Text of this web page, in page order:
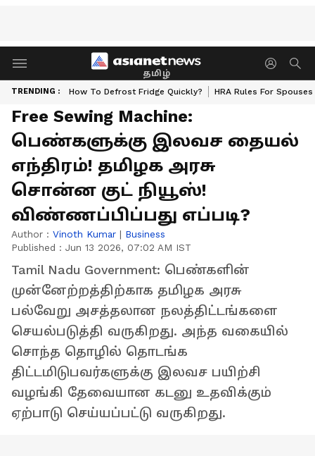
தமிழ்
TRENDING : How To Defrost Fridge Quickly? HRA Rules For Spouses
Free Sewing Machine:
பெண்களுக்கு இலவச தையல்
எந்திரம்! தமிழக அரசு
சொன்ன குட் நியூஸ்!
விண்ணப்பிப்பது எப்படி?
Author : Vinoth Kumar | Business
Published : Jun 13 2026, 07:02 AM IST
Tamil Nadu Government: பெண்களின்
முன்னேற்றத்திற்காக தமிழக அரசு
பல்வேறு அசத்தலான நலத்திட்டங்களை
செயல்படுத்தி வருகிறது. அந்த வகையில்
சொந்த தொழில் தொடங்க
திட்டமிடுபவர்களுக்கு இலவச பயிற்சி
வழங்கி தேவையான கடனு உதவிக்கும்
ஏற்பாடு செய்யப்பட்டு வருகிறது.